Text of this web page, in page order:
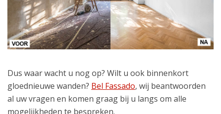
Dus waar wacht u nog op? Wilt u ook binnenkort
gloednieuwe wanden? Bel Fassado, wij beantwoorden
al uw vragen en komen graag bij u langs om alle
mogelijkheden te bespreken.